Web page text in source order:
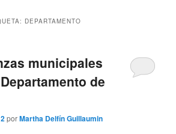
DEPARTAMENTO
municipales
de
porMartha Delfín Guillaumin